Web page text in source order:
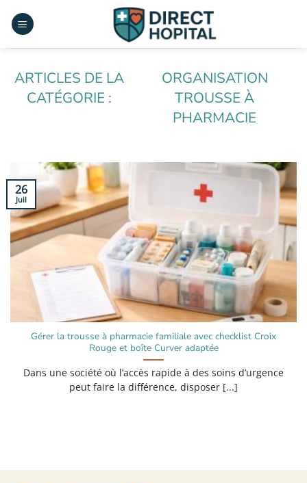
au
ORGANISATION
TROUSSE À
PHARMACIE
Gérer la trousse à pharmacie familiale avec checklist Croix
Rouge et boîte Curver adaptée
Dans une société où l’accès rapide à des soins d’urgence
peut faire la différence, disposer [...]
26
Juil